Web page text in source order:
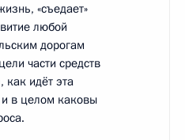
«съедает»
любой
дорогам
части средств
как идёт эта
и в целом каковы